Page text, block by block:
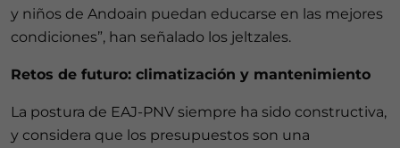
y niños de Andoain puedan educarse en las mejores
condiciones”, han señalado los jeltzales.
Retos de futuro: climatización y mantenimiento
La postura de EAJ-PNV siempre ha sido constructiva,
y considera que los presupuestos son una